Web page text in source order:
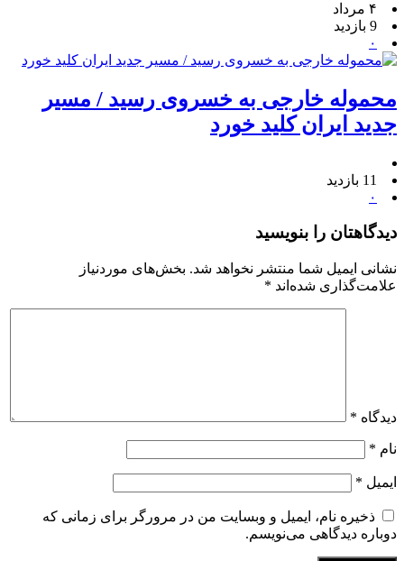
۴ مرداد
9 بازدید
۰
محموله خارجی به خسروی رسید / مسیر
جدید ایران کلید خورد
11 بازدید
۰
دیدگاهتان را بنویسید
نشانی ایمیل شما منتشر نخواهد شد. بخش‌های موردنیاز
علامت‌گذاری شده‌اند *
دیدگاه *
نام *
ایمیل *
ذخیره نام، ایمیل و وبسایت من در مرورگر برای زمانی که
دوباره دیدگاهی می‌نویسم.